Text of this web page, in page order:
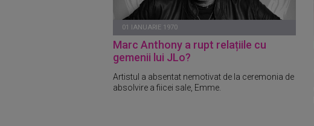
01 IANUARIE 1970
Marc Anthony a rupt relațiile cu
gemenii lui JLo?
Artistul a absentat nemotivat de la ceremonia de
absolvire a fiicei sale, Emme.